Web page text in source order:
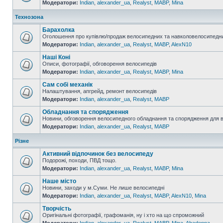
Модератори: Indian alexander_ua Realyst MABP, Mina
Технозона
Барахолка
Оголошення про купівлю/продаж велосипедних та
Модератори: Indian alexander_ua Realyst MABP, AlexN10
Наші Коні
Описи, фотографії, обговорення велосипедів
Модератори: Indian alexander_ua Realyst MABP, Mina
Сам собі механік
Налаштування, апгрейд, ремонт велосипедів
Модератори: Indian alexander_ua Realyst MABP
Обладнання та спорядження
Новини, обговорення велосипедного обладнання та спорядження для
Модератори: Indian alexander_ua Realyst MABP
Різне
Активний відпочинок без велосипеду
Подорожі, походи, ПВД тощо.
Модератори: Indian alexander_ua Realyst MABP, Mina
Наше місто
Новини, заходи у м.Суми. Не лише велосипедні
Модератори: Indian alexander_ua Realyst MABP, AlexN10 Mina
Творчість
Оригінальні фотографії, графоманія, ну і хто на що спроможний